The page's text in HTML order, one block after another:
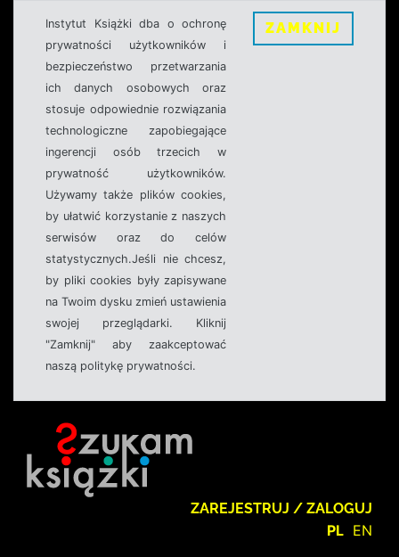
Instytut Książki dba o ochronę
prywatności użytkowników i
bezpieczeństwo przetwarzania
ich danych osobowych oraz
stosuje odpowiednie rozwiązania
technologiczne zapobiegające
ingerencji osób trzecich w
prywatność użytkowników.
Używamy także plików cookies,
by ułatwić korzystanie z naszych
serwisów oraz do celów
statystycznych.Jeśli nie chcesz,
by pliki cookies były zapisywane
na Twoim dysku zmień ustawienia
swojej przeglądarki. Kliknij
"Zamknij" aby zaakceptować
naszą politykę prywatności.
ZAMKNIJ
ZAREJESTRUJ / ZALOGUJ
PL EN